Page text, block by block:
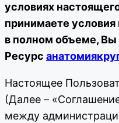
условиях
принимаете
в полном объеме,
Ресурс
Настоящее
(Далее –
между